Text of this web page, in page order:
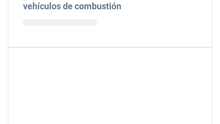
vehículos de combustión